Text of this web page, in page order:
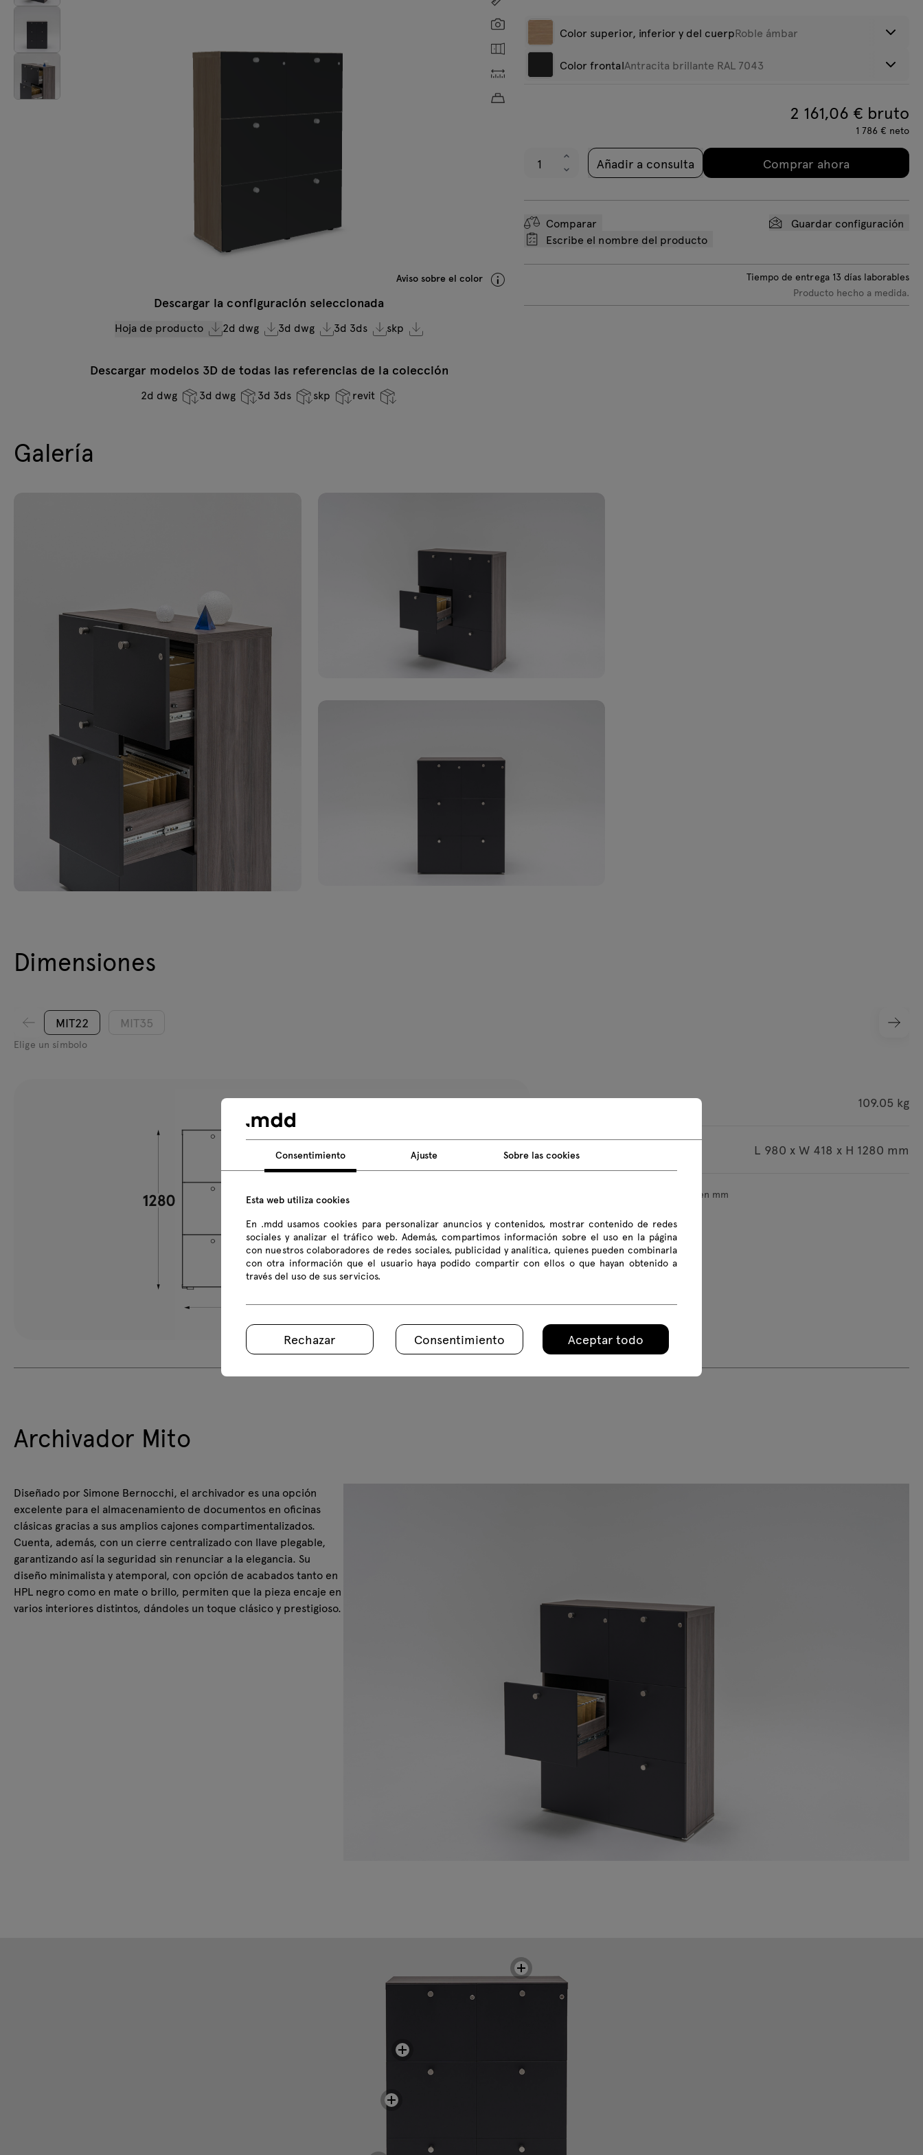
Mesas
Aviso sobre el color
Descargar la configuración seleccionada
Hoja de producto 2d dwg 3d dwg 3d 3ds skp
Descargar modelos 3D de todas las referencias de la colección
2d dwg 3d dwg 3d 3ds skp revit
Screenshot
Mostrar interior
Dimensiones personalizadas
Color superior, inferior y del cuerpRoble ámbar
Color frontalAntracita brillante RAL 7043
2 161,06 € bruto
1 786 € neto
Añadir a consulta Comprar ahora
Comparar
Guardar configuración
Escribe el nombre del producto
Tiempo de entrega 13 días laborables
Producto hecho a medida.
Galería
Dimensiones
MIT22 MIT35
Elige un símbolo
Peso del producto 109.05 kg
Dimensiones del paquete L 980 x W 418 x H 1280 mm
Todas las dimensiones se indican en mm
Archivador Mito
Diseñado por Simone Bernocchi, el archivador es una opción
excelente para el almacenamiento de documentos en oficinas
clásicas gracias a sus amplios cajones compartimentalizados.
Cuenta, además, con un cierre centralizado con llave plegable,
garantizando así la seguridad sin renunciar a la elegancia. Su
diseño minimalista y atemporal, con opción de acabados tanto en
HPL negro como en mate o brillo, permiten que la pieza encaje en
varios interiores distintos, dándoles un toque clásico y prestigioso.
Consentimiento Ajuste Sobre las cookies
Esta web utiliza cookies
En .mdd usamos cookies para personalizar anuncios y contenidos, mostrar contenido de redes
sociales y analizar el tráfico web. Además, compartimos información sobre el uso en la página
con nuestros colaboradores de redes sociales, publicidad y analítica, quienes pueden combinarla
con otra información que el usuario haya podido compartir con ellos o que hayan obtenido a
través del uso de sus servicios.
Rechazar Consentimiento Aceptar todo